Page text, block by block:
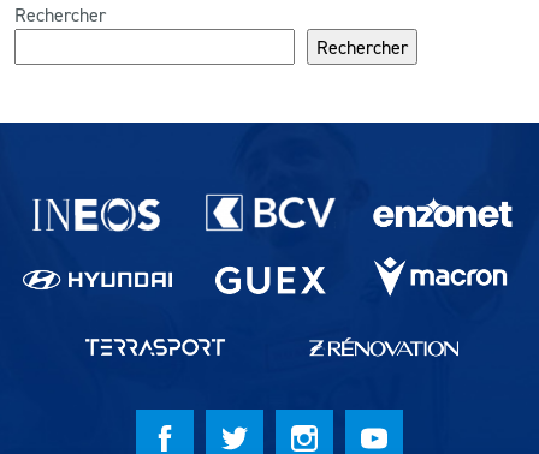
Rechercher
Rechercher
Partenaires du lausanne-Sport